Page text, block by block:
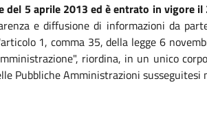
del 5 aprile 2013 ed è entrato in vigore il
e diffusione di informazioni da
1, comma 35, della legge 6
riordina, in un unico
Pubbliche Amministrazioni susseguitesi